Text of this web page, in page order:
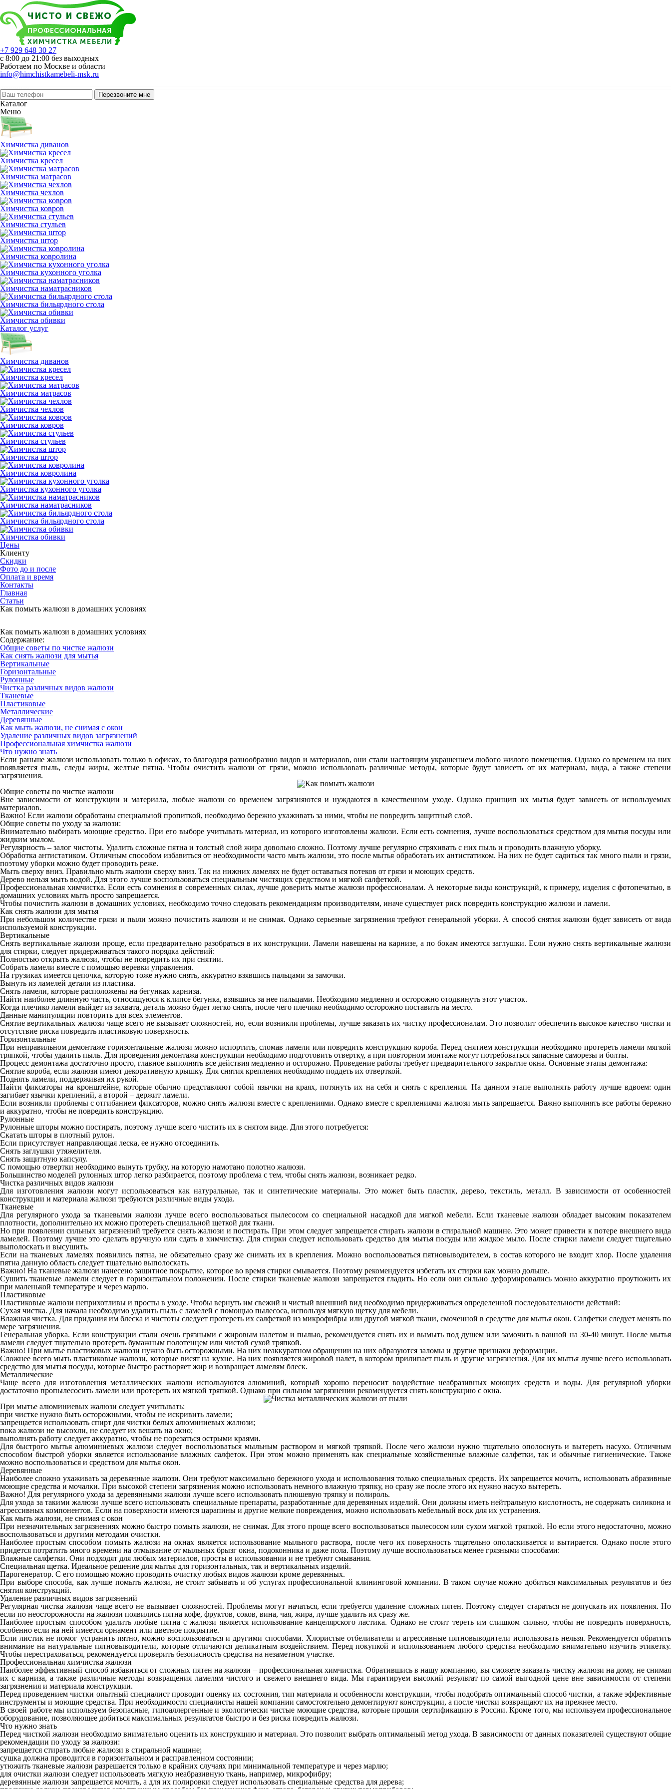
+7 929 648 30 27
с 8:00 до 21:00 без выходных
Работаем по Москве и области
info@himchistkamebeli-msk.ru
Перезвоните мне
Каталог
Меню
Химчистка диванов
Химчистка кресел
Химчистка матрасов
Химчистка чехлов
Химчистка ковров
Химчистка стульев
Химчистка штор
Химчистка ковролина
Химчистка кухонного уголка
Химчистка наматрасников
Химчистка бильярдного стола
Химчистка обивки
Каталог услуг
Химчистка диванов
Химчистка кресел
Химчистка матрасов
Химчистка чехлов
Химчистка ковров
Химчистка стульев
Химчистка штор
Химчистка ковролина
Химчистка кухонного уголка
Химчистка наматрасников
Химчистка бильярдного стола
Химчистка обивки
Цены
Клиенту
Скидки
Фото до и после
Оплата и время
Контакты
Главная
Статьи
Как помыть жалюзи в домашних условиях
Как помыть жалюзи в домашних условиях
Содержание:
Общие советы по чистке жалюзи
Как снять жалюзи для мытья
Вертикальные
Горизонтальные
Рулонные
Чистка различных видов жалюзи
Тканевые
Пластиковые
Металлические
Деревянные
Как мыть жалюзи, не снимая с окон
Удаление различных видов загрязнений
Профессиональная химчистка жалюзи
Что нужно знать
Если раньше жалюзи использовать только в офисах, то благодаря разнообразию видов и материалов, они стали настоящим украшением любого жилого помещения. Однако со временем на них
появляется пыль, следы жиры, желтые пятна. Чтобы очистить жалюзи от грязи, можно использовать различные методы, которые будут зависеть от их материала, вида, а также степени
загрязнения.
Общие советы по чистке жалюзи
Вне зависимости от конструкции и материала, любые жалюзи со временем загрязняются и нуждаются в качественном уходе. Однако принцип их мытья будет зависеть от используемых
материалов.
Важно! Если жалюзи обработаны специальной пропиткой, необходимо бережно ухаживать за ними, чтобы не повредить защитный слой.
Общие советы по уходу за жалюзи:
Внимательно выбирать моющие средство. При его выборе учитывать материал, из которого изготовлены жалюзи. Если есть сомнения, лучше воспользоваться средством для мытья посуды или
жидким мылом.
Регулярность – залог чистоты. Удалить сложные пятна и толстый слой жира довольно сложно. Поэтому лучше регулярно стряхивать с них пыль и проводить влажную уборку.
Обработка антистатиком. Отличным способом избавиться от необходимости часто мыть жалюзи, это после мытья обработать их антистатиком. На них не будет садиться так много пыли и грязи,
поэтому уборки можно будет проводить реже.
Мыть сверху вниз. Правильно мыть жалюзи сверху вниз. Так на нижних ламелях не будет оставаться потеков от грязи и моющих средств.
Дерево нельзя мыть водой. Для этого лучше воспользоваться специальным чистящих средством и мягкой салфеткой.
Профессиональная химчистка. Если есть сомнения в современных силах, лучше доверить мытье жалюзи профессионалам. А некоторые виды конструкций, к примеру, изделия с фотопечатью, в
домашних условиях мыть просто запрещается.
Чтобы почистить жалюзи в домашних условиях, необходимо точно следовать рекомендациям производителям, иначе существует риск повредить конструкцию жалюзи и ламели.
Как снять жалюзи для мытья
При небольшом количестве грязи и пыли можно почистить жалюзи и не снимая. Однако серьезные загрязнения требуют генеральной уборки. А способ снятия жалюзи будет зависеть от вида
используемой конструкции.
Вертикальные
Снять вертикальные жалюзи проще, если предварительно разобраться в их конструкции. Ламели навешены на карнизе, а по бокам имеются заглушки. Если нужно снять вертикальные жалюзи
для стирки, следует придерживаться такого порядка действий:
Полностью открыть жалюзи, чтобы не повредить их при снятии.
Собрать ламели вместе с помощью веревки управления.
На грузиках имеется цепочка, которую тоже нужно снять, аккуратно взявшись пальцами за замочки.
Вынуть из ламелей детали из пластика.
Снять ламели, которые расположены на бегунках карниза.
Найти наиболее длинную часть, относящуюся к клипсе бегунка, взявшись за нее пальцами. Необходимо медленно и осторожно отодвинуть этот участок.
Когда плечико ламели выйдет из захвата, деталь можно будет легко снять, после чего плечико необходимо осторожно поставить на место.
Данные манипуляции повторить для всех элементов.
Снятие вертикальных жалюзи чаще всего не вызывает сложностей, но, если возникли проблемы, лучше заказать их чистку профессионалам. Это позволит обеспечить высокое качество чистки и
отсутствие риска повредить пластиковую поверхность.
Горизонтальные
При неправильном демонтаже горизонтальные жалюзи можно испортить, сломав ламели или повредить конструкцию короба. Перед снятием конструкции необходимо протереть ламели мягкой
тряпкой, чтобы удалить пыль. Для проведения демонтажа конструкции необходимо подготовить отвертку, а при повторном монтаже могут потребоваться запасные саморезы и болты.
Процесс демонтажа достаточно просто, главное выполнять все действия медленно и осторожно. Проведение работы требует предварительного закрытие окна. Основные этапы демонтажа:
Снятие короба, если жалюзи имеют декоративную крышку. Для снятия крепления необходимо поддеть их отверткой.
Поднять ламели, поддерживая их рукой.
Найти фиксаторы на кронштейне, которые обычно представляют собой язычки на краях, потянуть их на себя и снять с крепления. На данном этапе выполнять работу лучше вдвоем: один
загибает язычки креплений, а второй – держит ламели.
Если возникли проблемы с отгибанием фиксаторов, можно снять жалюзи вместе с креплениями. Однако вместе с креплениями жалюзи мыть запрещается. Важно выполнять все работы бережно
и аккуратно, чтобы не повредить конструкцию.
Рулонные
Рулонные шторы можно постирать, поэтому лучше всего чистить их в снятом виде. Для этого потребуется:
Скатать шторы в плотный рулон.
Если присутствует направляющая леска, ее нужно отсоединить.
Снять заглушки утяжелителя.
Снять защитную капсулу.
С помощью отвертки необходимо вынуть трубку, на которую намотано полотно жалюзи.
Большинство моделей рулонных штор легко разбирается, поэтому проблема с тем, чтобы снять жалюзи, возникает редко.
Чистка различных видов жалюзи
Для изготовления жалюзи могут использоваться как натуральные, так и синтетические материалы. Это может быть пластик, дерево, текстиль, металл. В зависимости от особенностей
конструкции и материала жалюзи требуются различные виды ухода.
Тканевые
Для регулярного ухода за тканевыми жалюзи лучше всего воспользоваться пылесосом со специальной насадкой для мягкой мебели. Если тканевые жалюзи обладает высоким показателем
плотности, дополнительно их можно протереть специальной щеткой для ткани.
Но при появлении сильных загрязнений требуется снять жалюзи и постирать. При этом следует запрещается стирать жалюзи в стиральной машине. Это может привести к потере внешнего вида
ламелей. Поэтому лучше это сделать вручную или сдать в химчистку. Для стирки следует использовать средство для мытья посуды или жидкое мыло. После стирки ламели следует тщательно
выполоскать и высушить.
Если на тканевых ламелях появились пятна, не обязательно сразу же снимать их в крепления. Можно воспользоваться пятновыводителем, в состав которого не входит хлор. После удаления
пятна данную область следует тщательно выполоскать.
Важно! На тканевые жалюзи нанесено защитное покрытие, которое во время стирки смывается. Поэтому рекомендуется избегать их стирки как можно дольше.
Сушить тканевые ламели следует в горизонтальном положении. После стирки тканевые жалюзи запрещается гладить. Но если они сильно деформировались можно аккуратно проутюжить их
при маленькой температуре и через марлю.
Пластиковые
Пластиковые жалюзи неприхотливы и просты в уходе. Чтобы вернуть им свежий и чистый внешний вид необходимо придерживаться определенной последовательности действий:
Сухая чистка. Для начала необходимо удалить пыль с ламелей с помощью пылесоса, используя мягкую щетку для мебели.
Влажная чистка. Для придания им блеска и чистоты следует протереть их салфеткой из микрофибры или другой мягкой ткани, смоченной в средстве для мытья окон. Салфетки следует менять по
мере загрязнения.
Генеральная уборка. Если конструкции стали очень грязными с жировым налетом и пылью, рекомендуется снять их и вымыть под душем или замочить в ванной на 30-40 минут. После мытья
ламели следует тщательно протереть бумажным полотенцем или чистой сухой тряпкой.
Важно! При мытье пластиковых жалюзи нужно быть осторожными. На них неаккуратном обращении на них образуются заломы и другие признаки деформации.
Сложнее всего мыть пластиковые жалюзи, которые висят на кухне. На них появляется жировой налет, в котором прилипает пыль и другие загрязнения. Для их мытья лучше всего использовать
средство для мытья посуды, которые быстро растворяет жир и возвращает ламелям блеск.
Металлические
Чаще всего для изготовления металлических жалюзи используются алюминий, который хорошо переносит воздействие неабразивных моющих средств и воды. Для регулярной уборки
достаточно пропылесосить ламели или протереть их мягкой тряпкой. Однако при сильном загрязнении рекомендуется снять конструкцию с окна.
При мытье алюминиевых жалюзи следует учитывать:
при чистке нужно быть осторожными, чтобы не искривить ламели;
запрещается использовать спирт для чистки белых алюминиевых жалюзи;
пока жалюзи не высохли, не следует их вешать на окно;
выполнять работу следует аккуратно, чтобы не порезаться острыми краями.
Для быстрого мытья алюминиевых жалюзи следует воспользоваться мыльным раствором и мягкой тряпкой. После чего жалюзи нужно тщательно ополоснуть и вытереть насухо. Отличным
способом быстрой уборки является использование влажных салфеток. При этом можно применять как специальные хозяйственные влажные салфетки, так и обычные гигиенические. Также
можно воспользоваться и средством для мытья окон.
Деревянные
Наиболее сложно ухаживать за деревянные жалюзи. Они требуют максимально бережного ухода и использования только специальных средств. Их запрещается мочить, использовать абразивные
моющие средства и мочалки. При высокой степени загрязнения можно использовать немного влажную тряпку, но сразу же после этого их нужно насухо вытереть.
Важно! Для регулярного ухода за деревянными жалюзи лучше всего использовать плюшевую тряпку и полироль.
Для ухода за такими жалюзи лучше всего использовать специальные препараты, разработанные для деревянных изделий. Они должны иметь нейтральную кислотность, не содержать силикона и
агрессивных компонентов. Если на поверхности имеются царапины и другие мелкие повреждения, можно использовать мебельный воск для их устранения.
Как мыть жалюзи, не снимая с окон
При незначительных загрязнениях можно быстро помыть жалюзи, не снимая. Для этого проще всего воспользоваться пылесосом или сухом мягкой тряпкой. Но если этого недостаточно, можно
воспользоваться и другими методами очистки.
Наиболее простым способом помыть жалюзи на окнах является использование мыльного раствора, после чего их поверхность тщательно ополаскивается и вытирается. Однако после этого
придется потратить много времени на отмывание от мыльных брызг окна, подоконника и даже пола. Поэтому лучше воспользоваться менее грязными способами:
Влажные салфетки. Они подходят для любых материалов, просты в использовании и не требуют смывания.
Специальная щетка. Идеальное решение для мытья для горизонтальных, так и вертикальных изделий.
Парогенератор. С его помощью можно проводить очистку любых видов жалюзи кроме деревянных.
При выборе способа, как лучше помыть жалюзи, не стоит забывать и об услугах профессиональной клининговой компании. В таком случае можно добиться максимальных результатов и без
снятия конструкций.
Удаление различных видов загрязнений
Регулярная чистка жалюзи чаще всего не вызывает сложностей. Проблемы могут начаться, если требуется удаление сложных пятен. Поэтому следует стараться не допускать их появления. Но
если по неосторожности на жалюзи появились пятна кофе, фруктов, соков, вина, чая, жира, лучше удалить их сразу же.
Наиболее простым способом удалить любые пятна с жалюзи является использование канцелярского ластика. Однако не стоит тереть им слишком сильно, чтобы не повредить поверхность,
особенно если на ней имеется орнамент или цветное покрытие.
Если листик не помог устранить пятно, можно воспользоваться и другими способами. Хлористые отбеливатели и агрессивные пятновыводители использовать нельзя. Рекомендуется обратить
внимание на натуральные пятновыводители, которые отличаются деликатным воздействием. Перед покупкой и использованием любого средства необходимо внимательно изучить этикетку.
Чтобы перестраховаться, рекомендуется проверить безопасность средства на незаметном участке.
Профессиональная химчистка жалюзи
Наиболее эффективный способ избавиться от сложных пятен на жалюзи – профессиональная химчистка. Обратившись в нашу компанию, вы сможете заказать чистку жалюзи на дому, не снимая
их с карниза, а также различные методы возвращения ламелям чистого и свежего внешнего вида. Мы гарантируем высокий результат по самой выгодной цене вне зависимости от степени
загрязнения и материала конструкции.
Перед проведением чистки опытный специалист проводит оценку их состояния, тип материала и особенности конструкции, чтобы подобрать оптимальный способ чистки, а также эффективные
инструменты и моющие средства. При необходимости специалисты нашей компании самостоятельно демонтируют конструкции, а после чистки возвращают их на прежнее место.
В своей работе мы используем безопасные, гипоаллергенные и экологически чистые моющие средства, которые прошли сертификацию в России. Кроме того, мы используем профессиональное
оборудование, позволяющее добиться максимальных результатов быстро и без риска повредить жалюзи.
Что нужно знать
Перед чисткой жалюзи необходимо внимательно оценить их конструкцию и материал. Это позволит выбрать оптимальный метод ухода. В зависимости от данных показателей существуют общие
рекомендации по уходу за жалюзи:
запрещается стирать любые жалюзи в стиральной машине;
сушка должна проводится в горизонтальном и расправленном состоянии;
утюжить тканевые жалюзи разрешается только в крайних случаях при минимальной температуре и через марлю;
для очистки жалюзи следует использовать мягкую неабразивную ткань, например, микрофибру;
деревянные жалюзи запрещается мочить, а для их полировки следует использовать специальные средства для дерева;